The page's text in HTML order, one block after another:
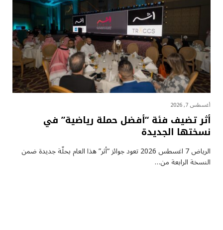
أغسطس 7, 2026
أثر تضيف فئة “أفضل حملة رياضية” في
نسختها الجديدة
الرياض 7 اغسطس 2026 تعود جوائز “أثر” هذا العام بحلّة جديدة ضمن
النسخة الرابعة من…